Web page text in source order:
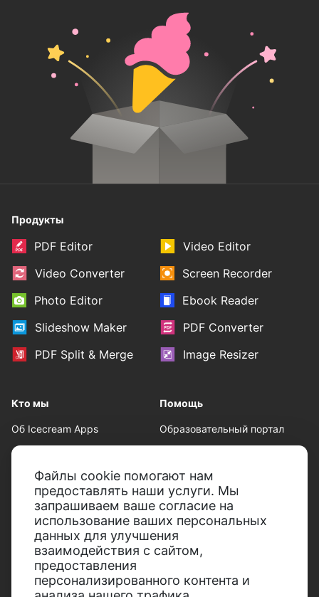
Файлы cookie помогают нам
предоставлять наши услуги. Мы
запрашиваем ваше согласие на
использование ваших персональных
данных для улучшения
взаимодействия с сайтом,
предоставления
персонализированного контента и
Продукты
PDF Editor
Video Editor
Video Converter
Screen Recorder
Photo Editor
Ebook Reader
Slideshow Maker
PDF Converter
PDF Split & Merge
Image Resizer
Кто мы
Об Icecream Apps
Пресс-центр
Наши авторы
Партнерство
Помощь
Образовательный портал
Условия пользования
Политика возврата
Политика
конфиденциальности